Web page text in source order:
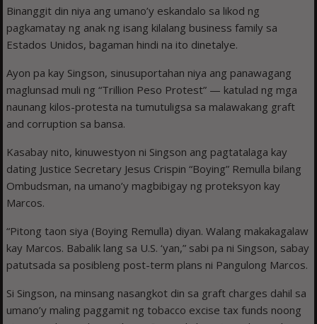
Binanggit din niya ang umano’y eskandalo sa likod ng
pagkamatay ng anak ng isang kilalang business family sa
Estados Unidos, bagaman hindi na ito dinetalye.
Ayon pa kay Singson, sinusuportahan niya ang panawagang
maglunsad muli ng “Trillion Peso Protest” — katulad ng mga
naunang kilos-protesta na tumutuligsa sa malawakang graft
and corruption sa bansa.
Kasabay nito, kinuwestyon ni Singson ang pagtatalaga kay
dating Justice Secretary Jesus Crispin “Boying” Remulla bilang
Ombudsman, na umano’y magbibigay ng proteksyon kay
Marcos.
“Pitong taon siya (Boying Remulla) diyan. Walang makakagalaw
kay Marcos. Babalik lang sa U.S. ‘yan,” sabi pa ni Singson, sabay
patutsada sa posibleng post-term plans ni Pangulong Marcos.
Si Singson, na minsang nasangkot din sa graft charges dahil sa
umano’y maling paggamit ng tobacco excise tax funds noong